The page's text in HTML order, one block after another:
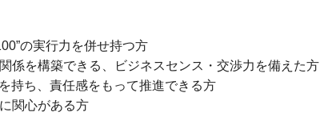
の実行力を併せ持つ方
係を構築できる、ビジネスセンス・交渉力を備えた方
持ち、責任感をもって推進できる方
関心がある方